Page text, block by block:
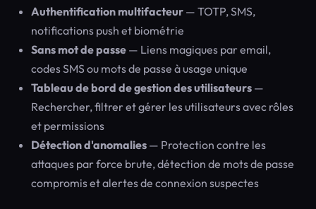
Authentification multifacteur — TOTP, SMS,
notifications push et biométrie
Sans mot de passe — Liens magiques par email,
codes SMS ou mots de passe à usage unique
Tableau de bord de gestion des utilisateurs —
Rechercher, filtrer et gérer les utilisateurs avec rôles
et permissions
Détection d'anomalies — Protection contre les
attaques par force brute, détection de mots de passe
compromis et alertes de connexion suspectes